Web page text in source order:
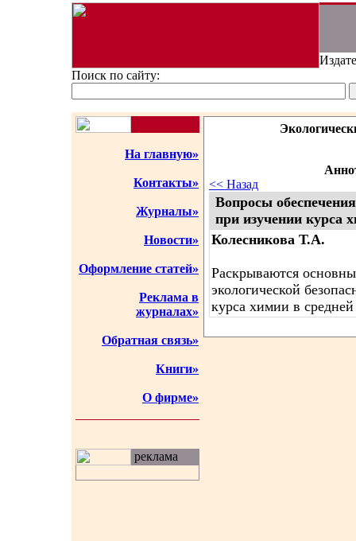
Поиск по сайту:
На главную»
Контакты»
Журналы»
Новости»
Оформление статей»
Реклама в
журналах»
Обратная связь»
Книги»
О фирме»
реклама
<< Назад
Вопросы
при изучении курса
Колесникова Т.А.
Раскрываются
экологической
курса химии в